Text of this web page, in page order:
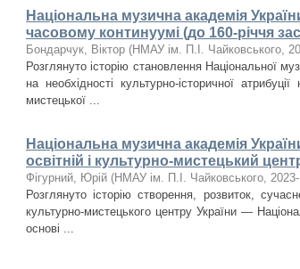
Національна музична академія
часовому континуумі (до 160-річчя
Бондарчук, Віктор (НМАУ ім. П.І. Чайковського,
Розглянуто історію становлення Національної
на необхідності культурно-історичної
мистецької ...
Національна музична академія
освітній і культурно-мистецький
Фігурний, Юрій (НМАУ ім. П.І. Чайковського,
Розглянуто історію створення, розвиток,
культурно-мистецького центру України —
основі ...